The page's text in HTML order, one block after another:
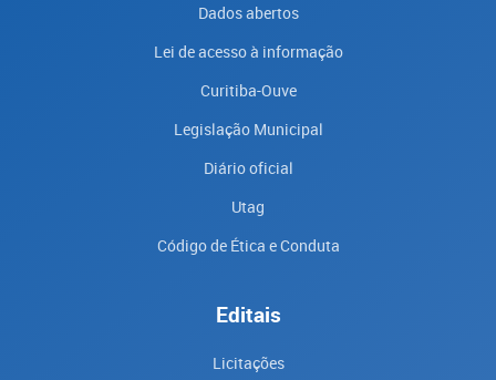
Dados abertos
Lei de acesso à informação
Curitiba-Ouve
Legislação Municipal
Diário oficial
Utag
Código de Ética e Conduta
Editais
Licitações